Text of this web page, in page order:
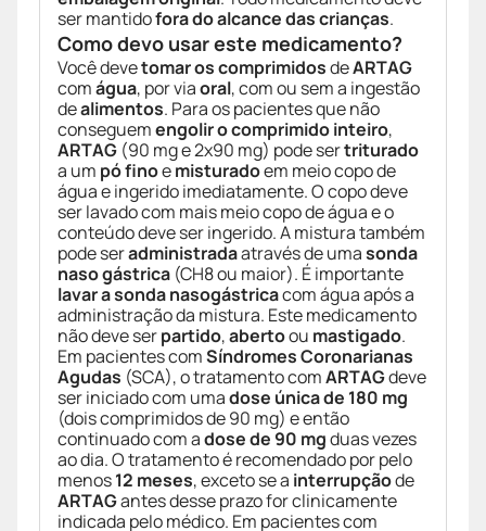
ser mantidofora do alcance das crianças.
Como devo usar este medicamento?
Você devetomar os comprimidosdeARTAG
comágua, por viaoral, com ou sem a ingestão
dealimentos. Para os pacientes que não
conseguemengolir o comprimido inteiro,
ARTAG (90 mg e 2x90 mg) pode sertriturado
a um pó finoemisturadoem meio copo de
água e ingerido imediatamente. O copo deve
ser lavado com mais meio copo de água e o
conteúdo deve ser ingerido. A mistura também
pode seradministradaatravés de umasonda
naso gástrica (CH8 ou maior). É importante
lavar a sonda nasogástricacom água após a
administração da mistura. Este medicamento
não deve serpartido,abertoou mastigado.
Em pacientes comSíndromes Coronarianas
Agudas (SCA), o tratamento comARTAGdeve
ser iniciado com umadose única de 180 mg
(dois comprimidos de 90 mg) e então
continuado com adose de 90 mgduas vezes
ao dia. O tratamento é recomendado por pelo
menos12 meses, exceto se a interrupçãode
ARTAGantes desse prazo for clinicamente
indicada pelo médico. Em pacientes com